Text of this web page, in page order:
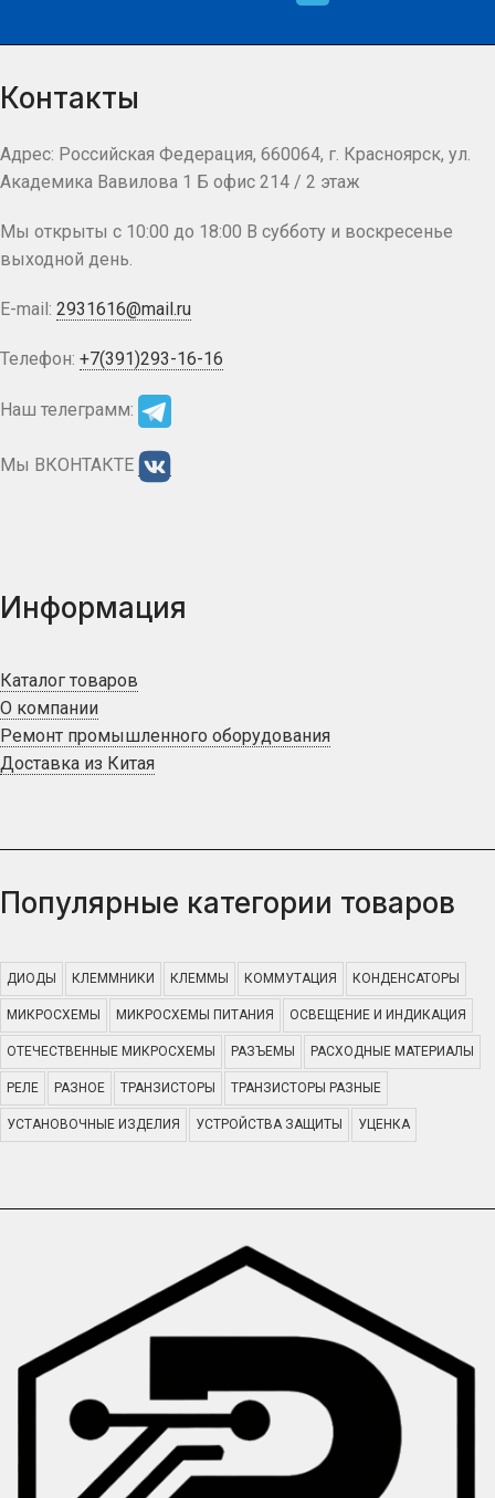
Контакты
Адрес: Российская Федерация, 660064, г. Красноярск, ул.
Академика Вавилова 1 Б офис 214 / 2 этаж
Мы открыты с 10:00 до 18:00 В субботу и воскресенье
выходной день.
E-mail: 2931616@mail.ru
Телефон: +7(391)293-16-16
Наш телеграмм:
Мы ВКОНТАКТЕ
Информация
Каталог товаров
О компании
Ремонт промышленного оборудования
Доставка из Китая
Популярные категории товаров
ДИОДЫ КЛЕММНИКИ КЛЕММЫ КОММУТАЦИЯ КОНДЕНСАТОРЫ
МИКРОСХЕМЫ МИКРОСХЕМЫ ПИТАНИЯ ОСВЕЩЕНИЕ И ИНДИКАЦИЯ
ОТЕЧЕСТВЕННЫЕ МИКРОСХЕМЫ РАЗЪЕМЫ РАСХОДНЫЕ МАТЕРИАЛЫ
РЕЛЕ РАЗНОЕ ТРАНЗИСТОРЫ ТРАНЗИСТОРЫ РАЗНЫЕ
УСТАНОВОЧНЫЕ ИЗДЕЛИЯ УСТРОЙСТВА ЗАЩИТЫ УЦЕНКА